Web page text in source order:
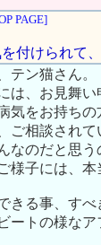
PAGE]
付けられて
テン猫さん。
は、お見舞い
気をお持ち
ご相談されて
なのだと思
様子には、
きる事、す
ートの様な